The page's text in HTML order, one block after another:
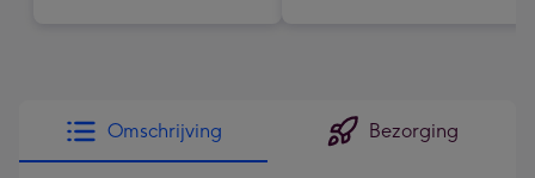
Omschrijving Bezorging